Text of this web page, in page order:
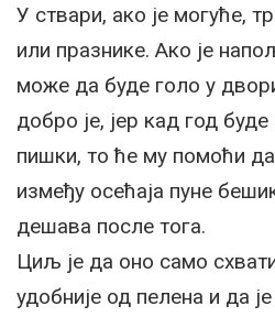
У ствари, ако је могуће,
или празнике. Ако је
може да буде голо у
добро је, јер кад год
пишки, то ће му помоћи
између осећаја пуне
дешава после тога.
Циљ је да оно само
удобније од пелена и да